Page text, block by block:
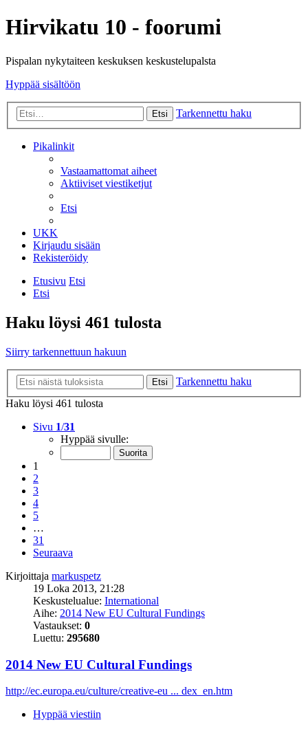
Hirvikatu 10 - foorumi
Pispalan nykytaiteen keskuksen keskustelupalsta
Hyppää sisältöön
Etsi Tarkennettu haku
Pikalinkit
Vastaamattomat aiheet
Aktiiviset viestiketjut
Etsi
UKK
Kirjaudu sisään
Rekisteröidy
Etusivu Etsi
Etsi
Haku löysi 461 tulosta
Siirry tarkennettuun hakuun
Etsi
Tarkennettu haku
Haku löysi 461 tulosta
Sivu 1/31
Hyppää sivulle:
1
2
3
4
5
…
31
Seuraava
Kirjoittaja markuspetz
19 Loka 2013, 21:28
Keskustelualue: International
Aihe: 2014 New EU Cultural Fundings
Vastaukset: 0
Luettu: 295680
2014 New EU Cultural Fundings
http://ec.europa.eu/culture/creative-eu ... dex_en.htm
Hyppää viestiin